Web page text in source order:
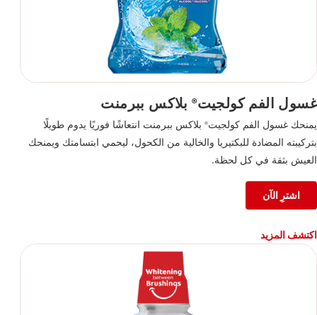
غسول الفم كولجيت®بلاكس ببرمنت
يمنحك غسول الفم كولجيت®
بلاكس ببرمنت انتعاشًا فوريًا يدوم طويلًا
بتركيبته المضادة للبكتيريا والخالية من الكحول، ليحمي ابتسامتك ويمنحك
العيش بثقة في كل لحظة.
اشترِ الآن
اكتشف المزيد